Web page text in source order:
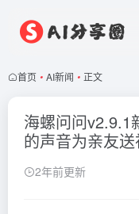
首页 • AI新闻 • 正文
海螺问问v2.9.1
的声音为亲友
2年前更新